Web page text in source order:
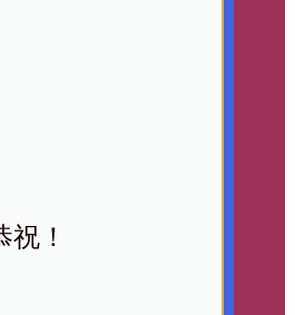
！